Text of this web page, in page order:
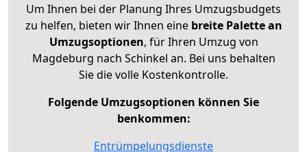
Um Ihnen bei der Planung Ihres Umzugsbudgets
zu helfen, bieten wir Ihnen eine breite Palette an
Umzugsoptionen, für Ihren Umzug von
Magdeburg nach Schinkel an. Bei uns behalten
Sie die volle Kostenkontrolle.
Folgende Umzugsoptionen können Sie
benkommen:
Entrümpelungsdienste